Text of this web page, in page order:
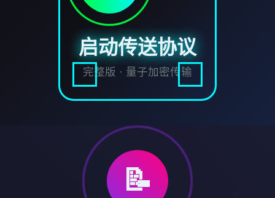
启动传送协议
完整版 · 量子加密传输
📝